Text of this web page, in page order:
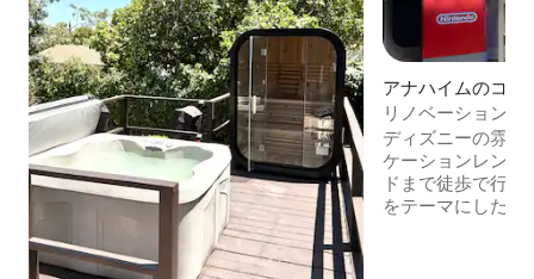
アナハイムのコン
リノベーション
まで徒歩2分／ト
／エアコン／プー
ディズニーの雰囲
ケーションレンタ
ドまで徒歩で行
をテーマにしたキ